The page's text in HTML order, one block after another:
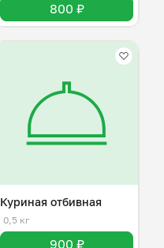
800 ₽
Куриная отбивная
0,5 кг
900 ₽